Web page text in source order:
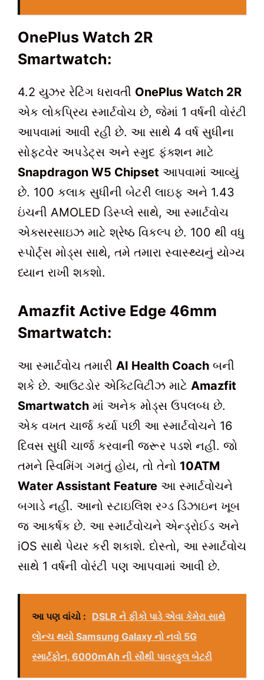
OnePlus Watch 2R
Smartwatch:
4.2 યુઝર રેટિંગ ધરાવતી OnePlus Watch 2R
એક લોકપ્રિય સ્માર્ટવોચ છે, જેમાં 1 વર્ષની વોરંટી
આપવામાં આવી રહી છે. આ સાથે 4 વર્ષ સુધીના
સોફ્ટવેર અપડેટ્સ અને સ્મુદ ફંક્શન માટે
Snapdragon W5 Chipset આપવામાં આવ્યું
છે. 100 કલાક સુધીની બેટરી લાઇફ અને 1.43
ઇંચની AMOLED ડિસ્પ્લે સાથે, આ સ્માર્ટવોચ
એક્સરસાઇઝ માટે શ્રેષ્ઠ વિકલ્પ છે. 100 થી વધુ
સ્પોર્ટ્સ મોડ્સ સાથે, તમે તમારા સ્વાસ્થ્યનું યોગ્ય
ધ્યાન રાખી શકશો.
Amazfit Active Edge 46mm
Smartwatch:
આ સ્માર્ટવોચ તમારી AI Health Coach બની
શકે છે. આઉટડોર એક્ટિવિટીઝ માટે Amazfit
Smartwatch માં અનેક મોડ્સ ઉપલબ્ધ છે.
એક વખત ચાર્જ કર્યા પછી આ સ્માર્ટવોચને 16
દિવસ સુધી ચાર્જ કરવાની જરૂર પડશે નહીં. જો
તમને સ્વિમિંગ ગમતું હોય, તો તેનો 10ATM
Water Assistant Feature આ સ્માર્ટવોચને
બગાડે નહીં. આનો સ્ટાઇલિશ રગ્ડ ડિઝાઇન ખૂબ
જ આકર્ષક છે. આ સ્માર્ટવોચને એન્ડ્રોઈડ અને
iOS સાથે પેયર કરી શકાશે. દોસ્તો, આ સ્માર્ટવોચ
સાથે 1 વર્ષની વોરંટી પણ આપવામાં આવી છે.
આ પણ વાંચો : DSLR ને ફીકો પાડે એવા કેમેરા સાથે
લોન્ચ થયો Samsung Galaxy નો નવો 5G
સ્માર્ટફોન, 6000mAh ની સૌથી પાવરફુલ બેટરી